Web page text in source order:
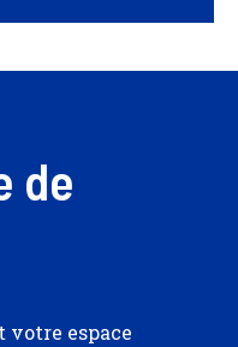
de
votre espace